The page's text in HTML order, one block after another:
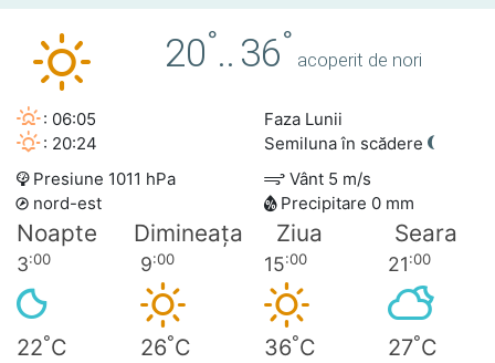
20°.. 36°
acoperit de nori
: 06:05
: 20:24
Faza Lunii
Semiluna în scădere
Presiune 1011 hPa
Vânt 5 m/s
nord-est
Precipitare 0 mm
Noapte Dimineața Ziua Seara
3:00 9:00 15:00 21:00
22°C 26°C 36°C 27°C